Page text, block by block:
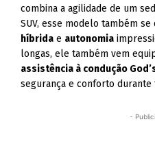
combina a agilidade de um
SUV, esse modelo também
híbrida e autonomia
longas, ele também vem
assistência à condução
segurança e conforto durante
-